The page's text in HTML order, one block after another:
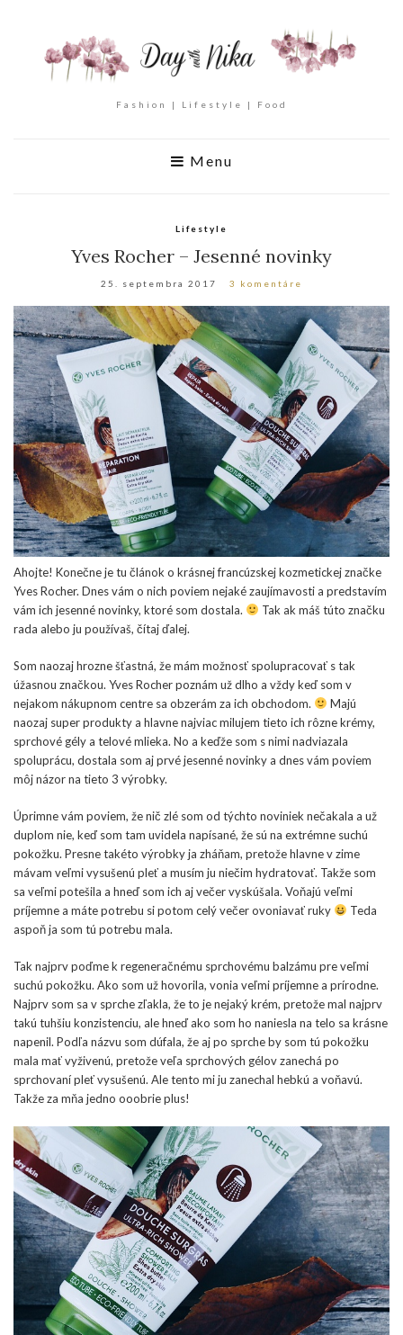
Fashion | Lifestyle | Food
Menu
Lifestyle
Yves Rocher – Jesenné novinky
25. septembra 2017 3 komentáre
Ahojte! Konečne je tu článok o krásnej francúzskej kozmetickej značke
Yves Rocher. Dnes vám o nich poviem nejaké zaujímavosti a predstavím
vám ich jesenné novinky, ktoré som dostala.
Tak ak máš túto značku
rada alebo ju používaš, čítaj ďalej.
Som naozaj hrozne šťastná, že mám možnosť spolupracovať s tak
úžasnou značkou. Yves Rocher poznám už dlho a vždy keď som v
nejakom nákupnom centre sa obzerám za ich obchodom.
Majú
naozaj super produkty a hlavne najviac milujem tieto ich rôzne krémy,
sprchové gély a telové mlieka. No a keďže som s nimi nadviazala
spoluprácu, dostala som aj prvé jesenné novinky a dnes vám poviem
môj názor na tieto 3 výrobky.
Úprimne vám poviem, že nič zlé som od týchto noviniek nečakala a už
duplom nie, keď som tam uvidela napísané, že sú na extrémne suchú
pokožku. Presne takéto výrobky ja zháňam, pretože hlavne v zime
mávam veľmi vysušenú pleť a musím ju niečim hydratovať. Takže som
sa veľmi potešila a hneď som ich aj večer vyskúšala. Voňajú veľmi
príjemne a máte potrebu si potom celý večer ovoniavať ruky
Teda
aspoň ja som tú potrebu mala.
Tak najprv poďme k regeneračnému sprchovému balzámu pre veľmi
suchú pokožku. Ako som už hovorila, vonia veľmi príjemne a prírodne.
Najprv som sa v sprche zľakla, že to je nejaký krém, pretože mal najprv
takú tuhšiu konzistenciu, ale hneď ako som ho naniesla na telo sa krásne
napenil. Podľa názvu som dúfala, že aj po sprche by som tú pokožku
mala mať vyživenú, pretože veľa sprchových gélov zanechá po
sprchovaní pleť vysušenú. Ale tento mi ju zanechal hebkú a voňavú.
Takže za mňa jedno ooobrie plus!